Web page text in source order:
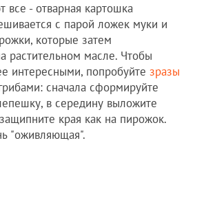
все - отварная картошка
с парой ложек муки и
которые затем
растительном масле. Чтобы
интересными, попробуйте зразы
сначала сформируйте
в середину выложите
края как на пирожок.
"оживляющая".